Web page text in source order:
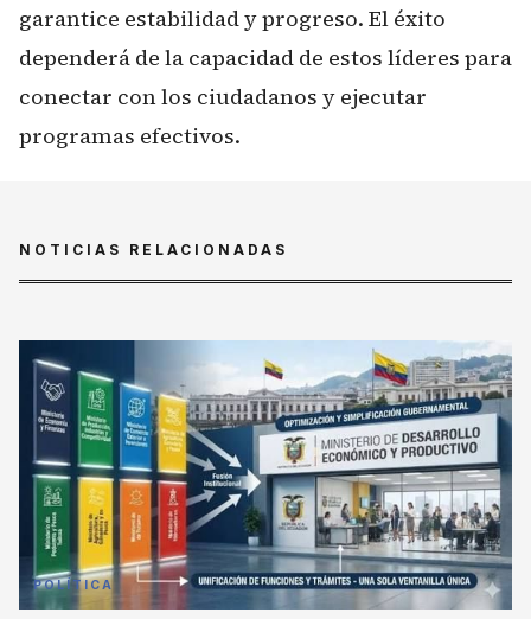
garantice estabilidad y progreso. El éxito
dependerá de la capacidad de estos líderes para
conectar con los ciudadanos y ejecutar
programas efectivos.
NOTICIAS RELACIONADAS
POLÍTICA